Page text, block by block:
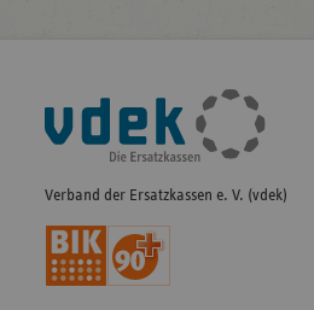
Fußleisten-
Navigation
Verband der Ersatzkassen e. V. (vdek)